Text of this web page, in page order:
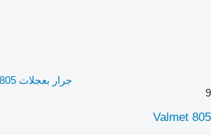
جرار بعجلات Valmet 805
9
Valmet 805